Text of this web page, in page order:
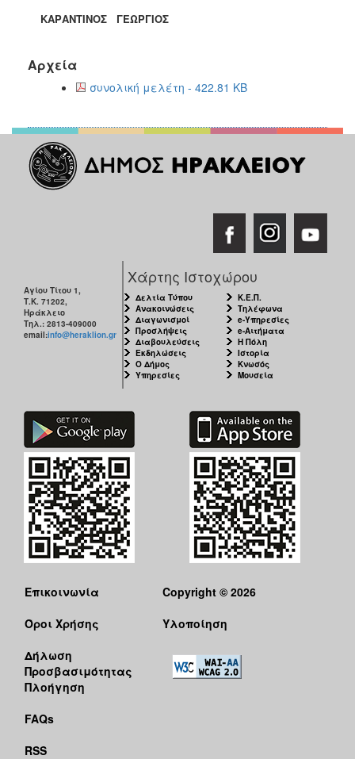
ΚΑΡΑΝΤΙΝΟΣ ΓΕΩΡΓΙΟΣ
Αρχεία
συνολική μελέτη - 422.81 KB
Αγίου Τίτου 1,
Τ.Κ. 71202,
Ηράκλειο
Τηλ.: 2813-409000
email:info@heraklion.gr
Χάρτης Ιστοχώρου
Δελτία Τύπου
Ανακοινώσεις
Διαγωνισμοί
Προσλήψεις
Διαβουλεύσεις
Εκδηλώσεις
Ο Δήμος
Υπηρεσίες
Κ.Ε.Π.
Τηλέφωνα
e-Υπηρεσίες
e-Αιτήματα
Η Πόλη
Ιστορία
Κνωσός
Μουσεία
Επικοινωνία
Όροι Χρήσης
Δήλωση
Προσβασιμότητας
Πλοήγηση
FAQs
RSS
Copyright © 2026
Υλοποίηση